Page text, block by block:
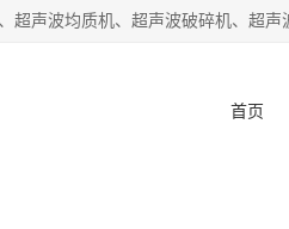
首页